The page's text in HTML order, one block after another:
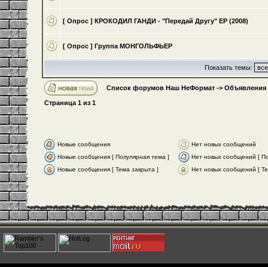
[ Опрос ] КРОКОДИЛ ГАНДИ - "Передай Другу" ЕР (2008)
[ Опрос ] Группа МОНГОЛЬФЬЕР
Показать темы:
Список форумов Наш НеФормат -> Объявления
Страница 1 из 1
Новые сообщения
Нет новых сообщений
Новые сообщения [ Популярная тема ]
Нет новых сообщений [
Новые сообщения [ Тема закрыта ]
Нет новых сообщений [